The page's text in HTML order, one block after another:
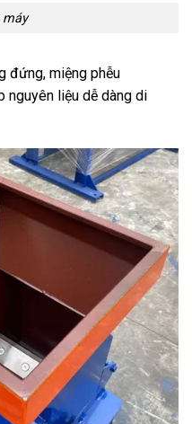
máy
đứng, miệng phễu
nguyên liệu dễ dàng di